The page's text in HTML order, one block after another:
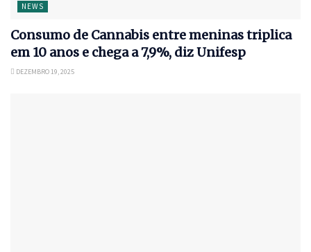
NEWS
Consumo de Cannabis entre meninas triplica
em 10 anos e chega a 7,9%, diz Unifesp
DEZEMBRO 19, 2025